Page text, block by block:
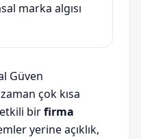
marka algısı
Güven
çok kısa
birfirma
yerine açıklık,